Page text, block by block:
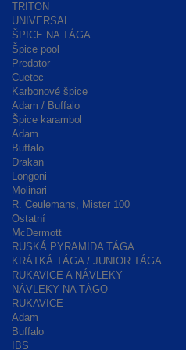
TRITON
UNIVERSAL
ŠPICE NA TÁGA
Špice pool
Predator
Cuetec
Karbonové špice
Adam / Buffalo
Špice karambol
Adam
Buffalo
Drakan
Longoni
Molinari
R. Ceulemans, Mister 100
Ostatní
McDermott
RUSKÁ PYRAMIDA TÁGA
KRÁTKÁ TÁGA / JUNIOR TÁGA
RUKAVICE A NÁVLEKY
NÁVLEKY NA TÁGO
RUKAVICE
Adam
Buffalo
IBS